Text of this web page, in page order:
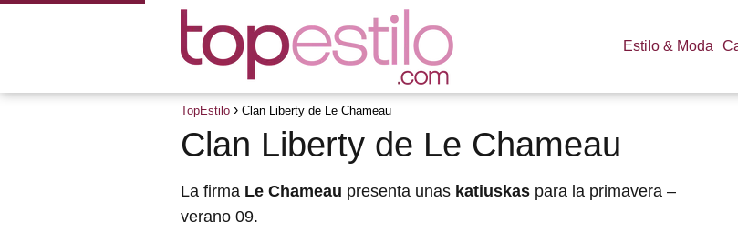
Estilo & Moda
TopEstilo Clan Liberty de Le Chameau
Clan Liberty de Le Chameau
La firma Le Chameau presenta unas katiuskas para la primavera –
verano 09.